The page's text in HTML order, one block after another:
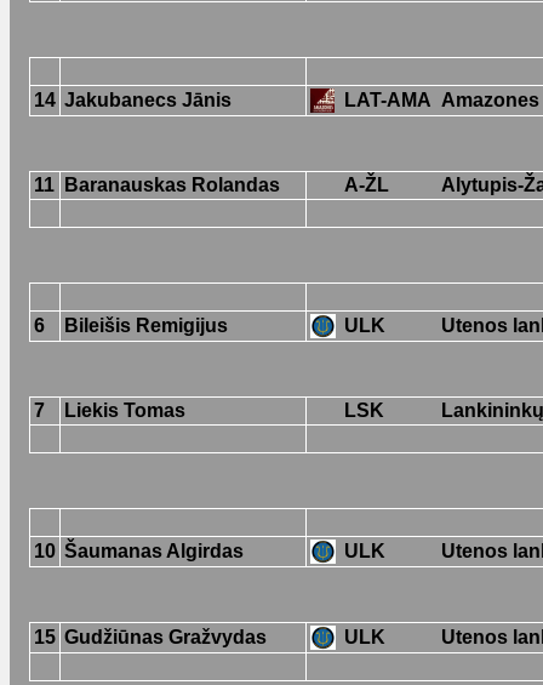
14 Jakubanecs Jānis LAT-AMA Amazones
11 Baranauskas Rolandas A-ŽL Alytupis-
6 Bileišis Remigijus ULK Utenos
7 Liekis Tomas LSK
10 Šaumanas Algirdas ULK Utenos
15 Gudžiūnas Gražvydas ULK Utenos